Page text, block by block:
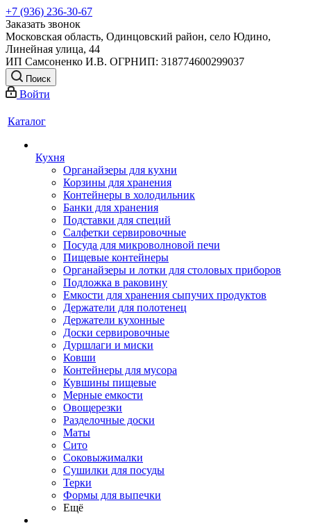
+7 (936) 236-30-67
Заказать звонок
Московская область, Одинцовский район, село Юдино,
Линейная улица, 44
ИП Самсоненко И.В. ОГРНИП: 318774600299037
Поиск
Войти
Каталог
Кухня
Органайзеры для кухни
Корзины для хранения
Контейнеры в холодильник
Банки для хранения
Подставки для специй
Салфетки сервировочные
Посуда для микроволновой печи
Пищевые контейнеры
Органайзеры и лотки для столовых приборов
Подложка в раковину
Емкости для хранения сыпучих продуктов
Держатели для полотенец
Держатели кухонные
Доски сервировочные
Дуршлаги и миски
Ковши
Контейнеры для мусора
Кувшины пищевые
Мерные емкости
Овощерезки
Разделочные доски
Маты
Сито
Соковыжималки
Сушилки для посуды
Терки
Формы для выпечки
Ещё